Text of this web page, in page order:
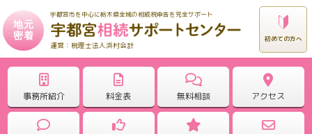
宇都宮市を中心に栃木県全域の相続税申告を完全サポート
地元
密着
税理士法人浜村会計
初めての方へ
事務所紹介 料金表 無料相談 アクセス